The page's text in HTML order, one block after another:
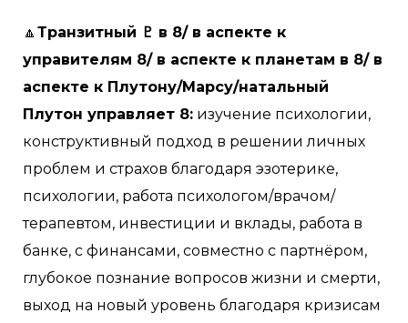
🔼 Транзитный ♇ в 8/ в аспекте к
управителям 8/ в аспекте к планетам в 8/ в
аспекте к Плутону/Марсу/натальный
Плутон управляет 8: изучение психологии,
конструктивный подход в решении личных
проблем и страхов благодаря эзотерике,
психологии, работа психологом/врачом/
терапевтом, инвестиции и вклады, работа в
банке, с финансами, совместно с партнёром,
глубокое познание вопросов жизни и смерти,
выход на новый уровень благодаря кризисам